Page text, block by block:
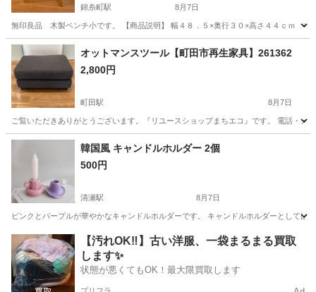
錦糸町駅 8月7日
無印良品 木製ベンチ小です。 【商品説明】 幅４８．５×奥行３０×高さ４４ｃｍ 中
東京 墨田区 錦糸町駅
オットマンスツール【町田市再生家具】261362
2,800円
町田駅 8月7日
ご覧いただきありがとうございます。『リユースショップまちエコ』です。 電話・
東京 町田市 町田駅 ソファ リユース
韓国風 キャンドルホルダー 2個
500円
清瀬駅 8月7日
ピンクとパープルが華やかなキャンドルホルダーです。 キャンドルホルダーとして
東京 清瀬市 清瀬駅 インテリア雑貨/小物 インテリア
【汚れOK‼️】古い洋服、一袋まるまる買取
します✨
状態が悪くてもOK！最大限買取します